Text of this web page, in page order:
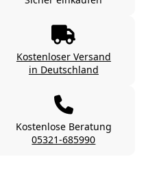
Kostenloser Versand
in Deutschland
Kostenlose Beratung
05321-685990